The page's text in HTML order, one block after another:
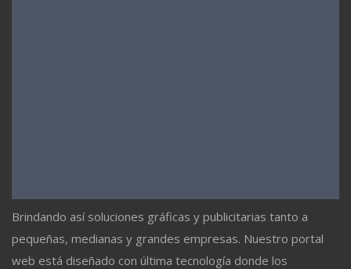
Brindando así soluciones gráficas y publicitarias tanto a
pequeñas, medianas y grandes empresas. Nuestro portal
web está diseñado con última tecnología donde los